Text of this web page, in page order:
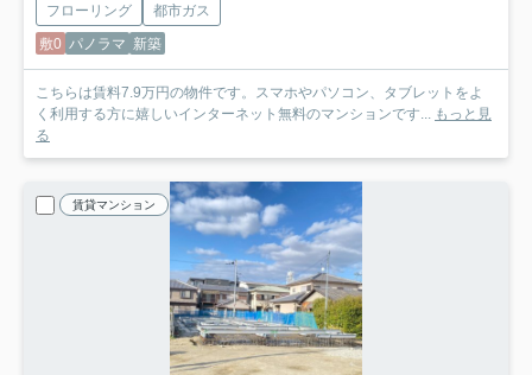
フローリング
都市ガス
敷0 パノラマ 新築
こちらは賃料7.9万円の物件です。スマホやパソコン、タブレットをよ
く利用する方に嬉しいインターネット無料のマンションです...
もっと見
る
賃貸マンション